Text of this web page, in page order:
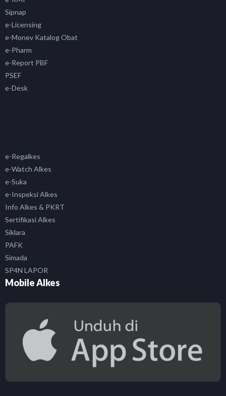
Sipnap
e-Licensing
e-Monev Katalog Obat
e-Pharm
e-Report PBF
PSEF
e-Desk
e-Regalkes
e-Watch Alkes
e-Suka
e-Inspeksi Alkes
Info Alkes & PKRT
Sertifikasi Alkes
Siklara
PAFK
Simada
SP4N LAPOR
Mobile Alkes